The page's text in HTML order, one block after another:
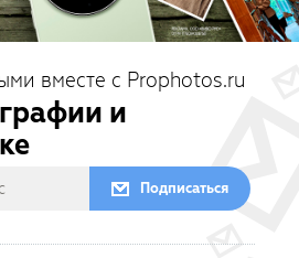
вместе с Prophotos.ru
и
Подписаться